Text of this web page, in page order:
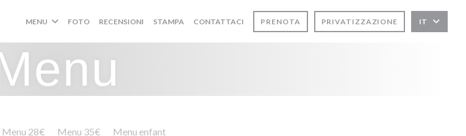
MENU FOTO RECENSIONI STAMPA CONTATTACI PRENOTA PRIVATIZZAZIONE IT
Menu 28€ Menu 35€ Menu enfant